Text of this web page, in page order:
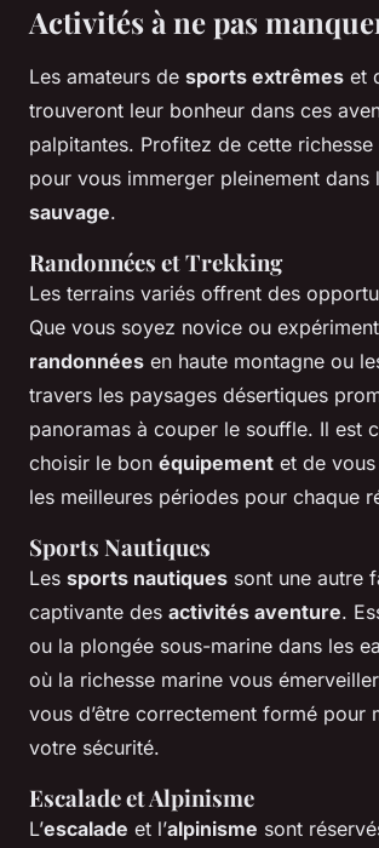
Activités à ne pas
Les amateurs de sports extrêmes et
trouveront leur bonheur dans ces
palpitantes. Profitez de cette richesse
pour vous immerger pleinement dans
sauvage.
Randonnées et Trekking
Les terrains variés offrent des
Que vous soyez novice ou
randonnées en haute montagne ou
travers les paysages désertiques
panoramas à couper le souffle. Il est
choisir le bon équipement et de
les meilleures périodes pour chaque
Sports Nautiques
Les sports nautiques sont une autre
captivante des activités aventure.
ou la plongée sous-marine dans les
où la richesse marine vous
vous d’être correctement formé pour
votre sécurité.
Escalade et Alpinisme
L’escalade et l’alpinisme sont